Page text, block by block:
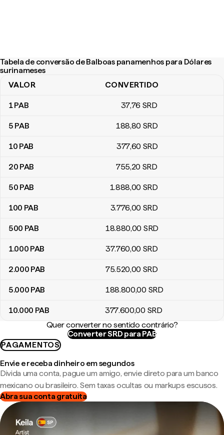
Tabela de conversão de Balboas panamenhos para Dólares
surinameses
Tabela de conversão de Balboas panamenhos para Dólares
VALOR CONVERTIDO
1PAB 37,76 SRD
5 PAB 188,80 SRD
10 PAB 377,60 SRD
20 PAB 755,20 SRD
50 PAB 1.888,00 SRD
100 PAB 3.776,00 SRD
500 PAB 18.880,00 SRD
1.000 PAB 37.760,00 SRD
2.000 PAB 75.520,00 SRD
5.000 PAB 188.800,00 SRD
10.000 PAB 377.600,00 SRD
Quer converter no sentido contrário?
Converter SRD para PAB
PAGAMENTOS
Envie e receba dinheiro em segundos
Divida uma conta, pague um amigo, envie direto para um banco
mexicano ou brasileiro. Sem taxas ocultas ou markups escusos.
Abra sua conta gratuita